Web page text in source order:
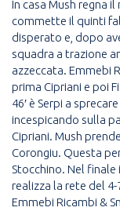
In casa Mush regna
commette il quinti
disperato e, dopo
squadra a trazione
azzeccata. Emmebi
prima Cipriani e poi
46′ è Serpi a
incespicando sulla
Cipriani. Mush
Corongiu. Questa
Stocchino. Nel finale
realizza la rete del
Emmebi Ricambi &